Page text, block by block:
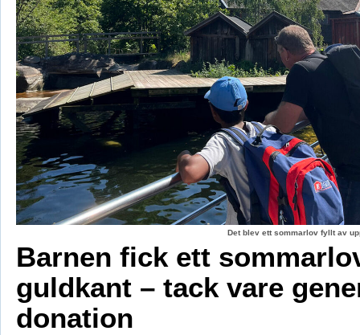
Det blev ett sommarlov fyllt av
Barnen fick ett
guldkant – tack vare
donation